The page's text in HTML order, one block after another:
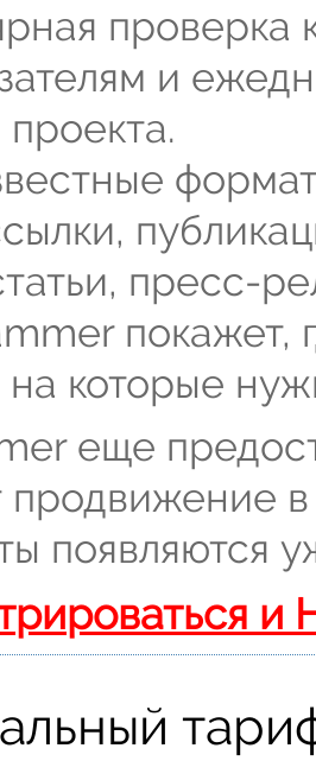
проверка
и
проекта.
пресс-
покажет,
на которые
еще
продвижение
появляются
и